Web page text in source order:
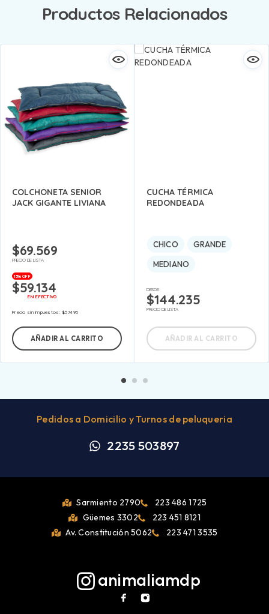
Productos Relacionados
COLCHONETA SENIOR
JACK GIGANTE LIVIANA
$69.569
PRECIO DE LISTA
15% OFF
$59.134
EN EFECTIVO
Precio sin impuestos:$57.495
AÑADIR AL CARRITO
CUCHA TÉRMICA
REDONDEADA
CHICO GRANDE
MEDIANO
DESDE:
$144.235
PRECIO DE LISTA
AÑADIR AL CARRITO
Pedidos a Domicilio y Turnos de peluqueria
2235 503897
Sarmiento 2790
223 486 1725
Güemes 3302
223 451 8121
Av. Constitución 5062
223 471 3535
animaliamdp